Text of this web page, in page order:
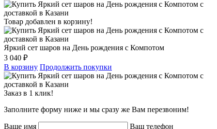
Товар добавлен в корзину!
Яркий сет шаров на День рождения с Компотом
3 040 ₽
В корзину Продолжить покупки
Заказ в 1 клик!
Заполните форму ниже и мы сразу же Вам перезвоним!
Ваше имя Ваш телефон